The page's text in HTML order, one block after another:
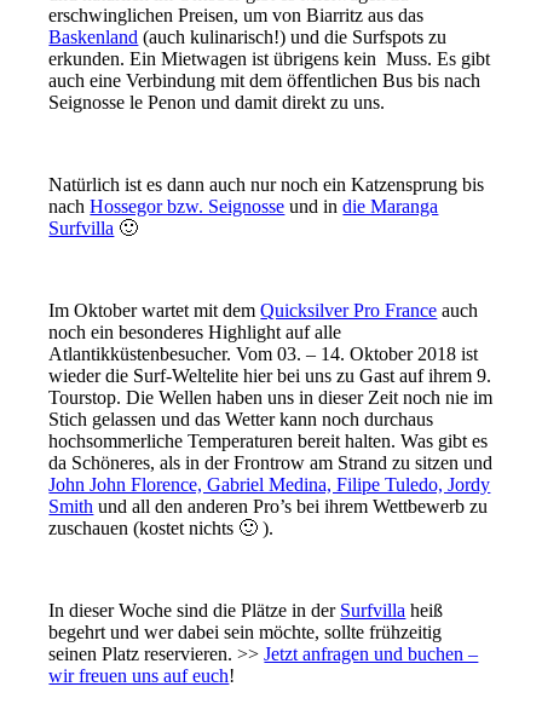
erschwinglichen Preisen, um von Biarritz aus das
Baskenland (auch kulinarisch!) und die Surfspots zu
erkunden. Ein Mietwagen ist übrigens kein Muss. Es gibt
auch eine Verbindung mit dem öffentlichen Bus bis nach
Seignosse le Penon und damit direkt zu uns.
Natürlich ist es dann auch nur noch ein Katzensprung bis
nachHossegor bzw. Seignosse und indie Maranga
Surfvilla 🙂
Im Oktober wartet mit demQuicksilver Pro France auch
noch ein besonderes Highlight auf alle
Atlantikküstenbesucher. Vom 03. – 14. Oktober 2018 ist
wieder die Surf-Weltelite hier bei uns zu Gast auf ihrem 9.
Tourstop. Die Wellen haben uns in dieser Zeit noch nie im
Stich gelassen und das Wetter kann noch durchaus
hochsommerliche Temperaturen bereit halten. Was gibt es
da Schöneres, als in der Frontrow am Strand zu sitzen und
John John Florence, Gabriel Medina, Filipe Tuledo, Jordy
Smith und all den anderen Pro’s bei ihrem Wettbewerb zu
zuschauen (kostet nichts 🙂 ).
In dieser Woche sind die Plätze in der Surfvilla heiß
begehrt und wer dabei sein möchte, sollte frühzeitig
seinen Platz reservieren. >>Jetzt anfragen und buchen –
wir freuen uns auf euch!